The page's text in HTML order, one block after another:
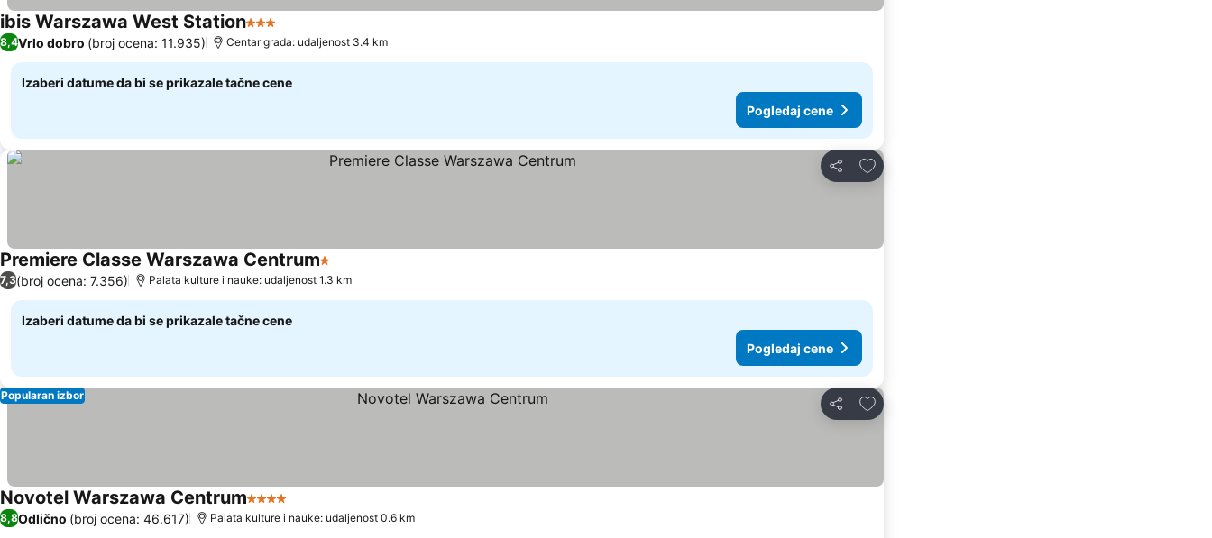
ibis Warszawa West Station3 Zvezdice
8,4Vrlo dobro (broj ocena: 11.935) Centar grada: udaljenost 3.4 km
Izaberi datume da bi se prikazale tačne cene
Pogledaj cene
Deli
Dodati u favorite
Premiere Classe Warszawa Centrum1 Zvezdice
7,3(broj ocena: 7.356) Palata kulture i nauke: udaljenost 1.3 km
Izaberi datume da bi se prikazale tačne cene
Pogledaj cene
Deli
Dodati u favorite
Popularan izbor
Novotel Warszawa Centrum4 Zvezdice
8,8Odlično (broj ocena: 46.617) Palata kulture i nauke: udaljenost 0.6 km